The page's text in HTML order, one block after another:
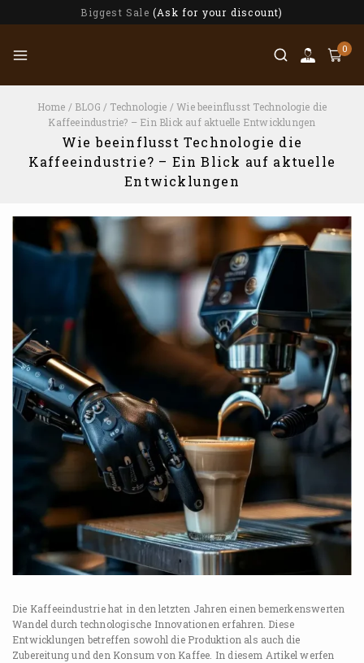
Biggest Sale (Ask for your discount)
0
Home / BLOG / Technologie / Wie beeinflusst Technologie die
Kaffeeindustrie? – Ein Blick auf aktuelle Entwicklungen
Wie beeinflusst Technologie die
Kaffeeindustrie? – Ein Blick auf aktuelle
Entwicklungen
Die Kaffeeindustrie hat in den letzten Jahren einen bemerkenswerten
Wandel durch technologische Innovationen erfahren. Diese
Entwicklungen betreffen sowohl die Produktion als auch die
Zubereitung und den Konsum von Kaffee. In diesem Artikel werfen